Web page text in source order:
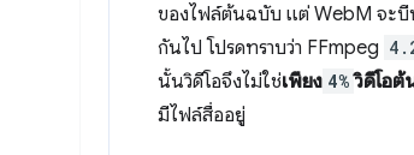
ของไฟล์ต้นฉบับ แต่ WebM จะบี
กันไป โปรดทราบว่า FFmpeg
นั้นวิดีโอจึงไม่ใช่เพียง 4% วิดีโอ
มีไฟล์สื่ออยู่